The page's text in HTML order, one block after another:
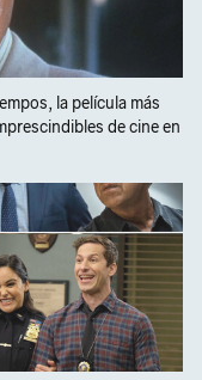
la película más
de cine en